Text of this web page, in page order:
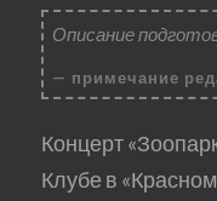
Описание
примечание
Концерт
Клубе в